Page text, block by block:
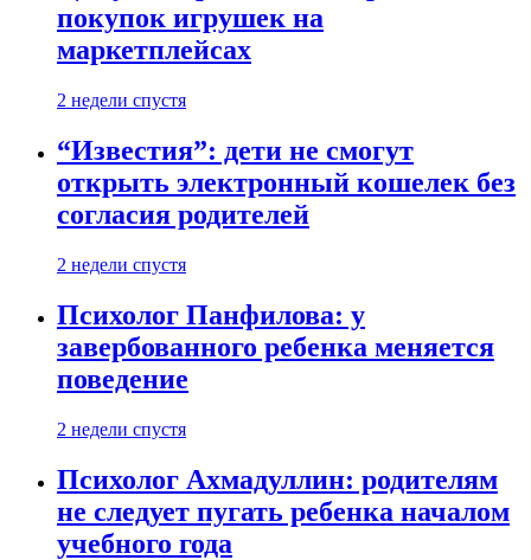
покупок игрушек на
маркетплейсах
2 недели спустя
“Известия”: дети не смогут
открыть электронный кошелек без
согласия родителей
2 недели спустя
Психолог Панфилова: у
завербованного ребенка меняется
поведение
2 недели спустя
Психолог Ахмадуллин: родителям
не следует пугать ребенка началом
учебного года